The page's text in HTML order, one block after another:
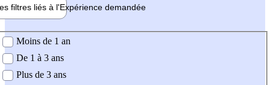
filtres liés à l'Expérience demandée
demandée
Moins de 1 an
De 1 à 3 ans
Plus de 3 ans